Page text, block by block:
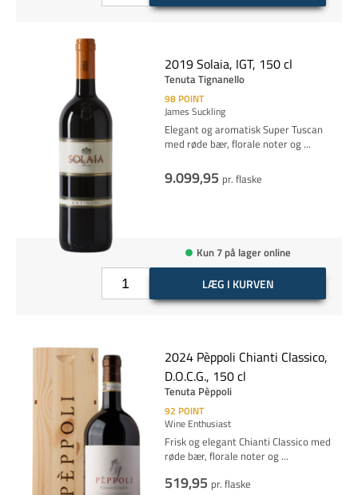
2019 Solaia, IGT, 150 cl
Tenuta Tignanello
98 POINT
James Suckling
Elegant og aromatisk Super Tuscan
med røde bær, florale noter og ...
9.099,95 pr. flaske
Kun 7 på lager online
LÆG I KURVEN
2024 Pèppoli Chianti Classico,
D.O.C.G., 150 cl
Tenuta Pèppoli
92 POINT
Wine Enthusiast
Frisk og elegant Chianti Classico med
røde bær, florale noter og ...
519,95 pr. flaske